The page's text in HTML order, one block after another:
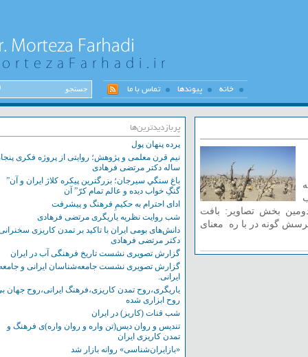
خانه پیوندها تماس با ما
بخش تصاویر: بافت
گونه در با ره معنای
پربازدیدترین‌ها
پرده پنهان پول
نیم قرن معلمی و پژوهش؛ روایتی از پروژه فکری پنجاه
ساله دکتر مرتضی فرهادی
باغ سنگي سيرجان؛ بزرگترين پيکره کلاژ ايران و آن”
گنگِ خواب ديده و عالم تمام کرّ” آن
ادای احترام به حکیمِ فرهنگ و پیشرفت
شب روایت نظریه یاریگری مرتضی فرهادی
دانش‌های بومی ایران با تاکید بر تمدن کاریزی سخنرانی
دکتر مرتضی فرهادی
گزارش تصویری نشست تاریخ فرهنگی آب در ایران
گزارش تصویری نشست‌ جامعه‌شناسان ایرانی و جامعه
ایرانی.
یاریگری،روح تمدن کاریزی،فرهنگ ایرانی،روح جهان بی
روح ابزاری شده
شب قنات (کاریز) در ایران
تندیس و روان دیس(تن واره و روان واره)ی فرهنگ و
تمدن کاریزی ایران
«بازایران‌شناسی» روانه بازار شد